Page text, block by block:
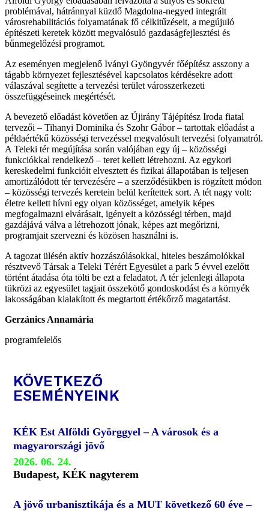
problémával, hátránnyal küzdő Magdolna-negyed integrált
városrehabilitációs folyamatának fő célkitűzéseit, a megújuló
építészeti keretek között megvalósuló gazdaságfejlesztési és
bűnmegelőzési programot.
Az eseményen megjelenő Iványi Gyöngyvér főépítész asszony a
tágabb környezet fejlesztésével kapcsolatos kérdésekre adott
válaszával segítette a tervezési terület városszerkezeti
összefüggéseinek megértését.
A bevezető előadást követően az Újirány Tájépítész Iroda fiatal
tervezői – Tihanyi Dominika és Szohr Gábor – tartottak előadást a
példaértékű közösségi tervezéssel megvalósult tervezési folyamatról.
A Teleki tér megújítása során valójában egy új – közösségi
funkciókkal rendelkező – teret kellett létrehozni. Az egykori
kereskedelmi funkcióit elvesztett és fizikai állapotában is teljesen
amortizálódott tér tervezésére – a szerződésükben is rögzített módon
– közösségi tervezés keretein belül kerítettek sort. A tét nagy volt:
életre kellett hívni egy olyan közösséget, amelyik képes
megfogalmazni elvárásait, igényeit a közösségi térben, majd
gazdájává válva a létrehozott jónak, képes azt megőrizni,
programjait szervezni és közösen használni is.
A tagozat ülésén aktív hozzászólásokkal, hiteles beszámolókkal
résztvevő Társak a Teleki Térért Egyesület a park 5 évvel ezelőtt
történt átadása óta tölti be ezt a feladatot. A tér jelenlegi állapota
tükrözi az egyesület tagjait összekötő gondoskodást és a környék
lakosságában kialakított és megtartott értékőrző magatartást.
Gerzánics Annamária
programfelelős
KÖVETKEZŐ
ESEMÉNYEINK
KÉK Est Alföldi Györggyel – A városok és a
magyarországi jövő
2026. 06. 24.
Budapest, KÉK nagyterem
A jövő urbanisztikája és a MUT következő 60 éve –